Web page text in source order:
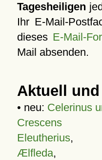
Tagesheiligen
Ihr E-Mail-
dieses E-Mail-
Mail absenden.
Aktuell
• neu: Celerinus
Crescens
Eleutherius,
Ælfleda,